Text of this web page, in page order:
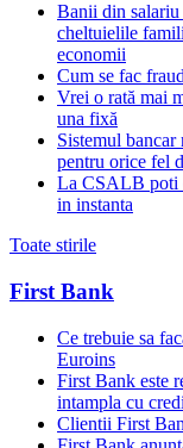
Banii din
cheltuielile
economii
Cum se fac
Vrei o rată mai
una fixă
Sistemul bancar
pentru orice fel
La CSALB poti
in instanta
Toate stirile
First Bank
Ce trebuie sa
Euroins
First Bank este
intampla cu
Clientii First